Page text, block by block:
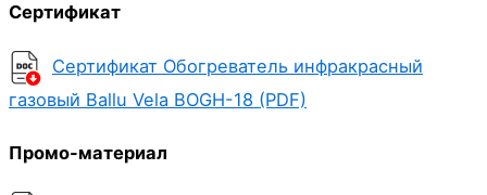
Сертификат
Сертификат Обогреватель инфракрасный
газовый Ballu Vela BOGH-18 (PDF)
Промо-материал